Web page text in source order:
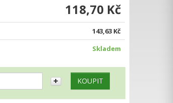
118,70 Kč
143,63 Kč
Skladem